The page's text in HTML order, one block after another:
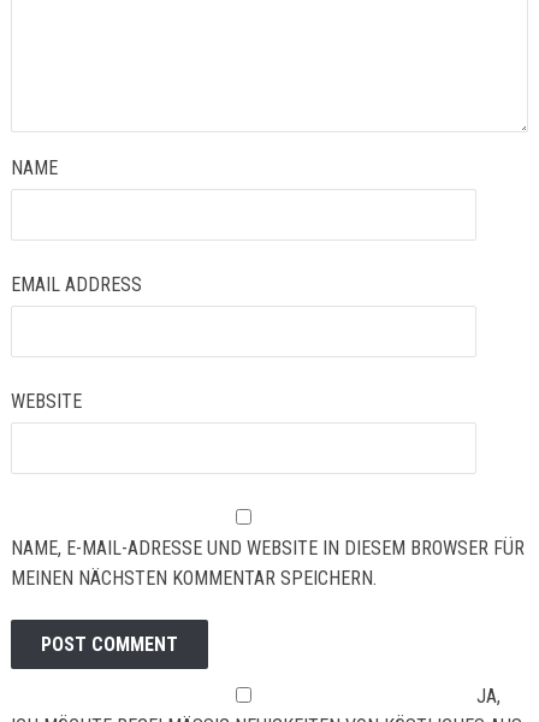
NAME
EMAIL ADDRESS
WEBSITE
NAME, E-MAIL-ADRESSE UND WEBSITE IN DIESEM BROWSER FÜR
MEINEN NÄCHSTEN KOMMENTAR SPEICHERN.
JA,